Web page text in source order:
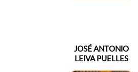
JOSÉ ANTONIO
LEIVA PUELLES